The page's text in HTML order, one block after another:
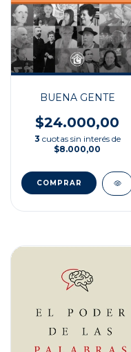
BUENA GENTE
$24.000,00
3 cuotas sin interés de
$8.000,00